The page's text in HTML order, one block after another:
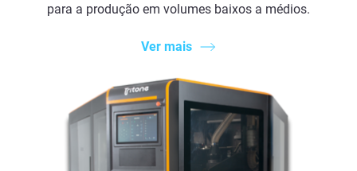
para a produção em volumes baixos a médios.
Ver mais